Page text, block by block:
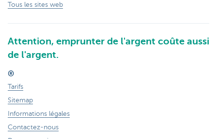
Tous les sites web
Attention, emprunter de l'argent coûte aussi
de l'argent.
®
Tarifs
Sitemap
Informations légales
Contactez-nous